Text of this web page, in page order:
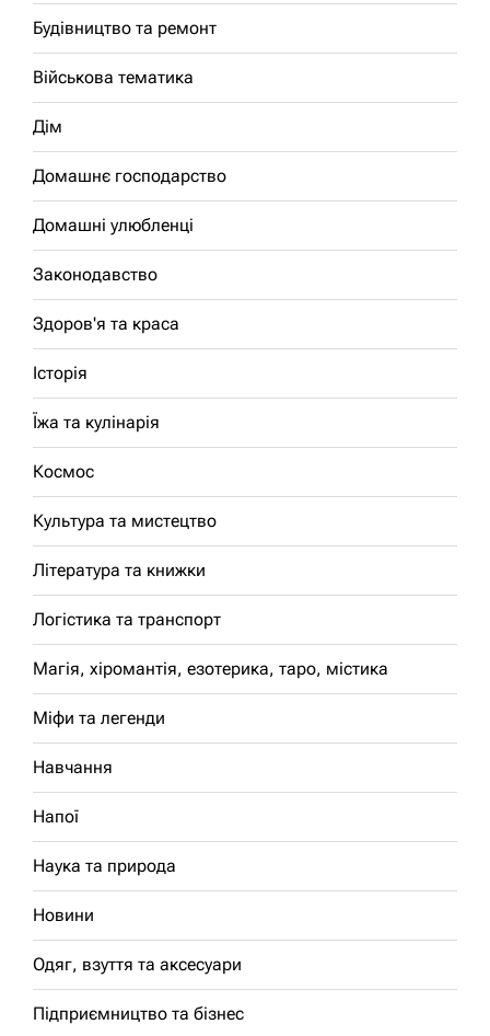
Будівництво та ремонт
Військова тематика
Дім
Домашнє господарство
Домашні улюбленці
Законодавство
Здоров'я та краса
Історія
Їжа та кулінарія
Космос
Культура та мистецтво
Література та книжки
Логістика та транспорт
Магія, хіромантія, езотерика, таро, містика
Міфи та легенди
Навчання
Напої
Наука та природа
Новини
Одяг, взуття та аксесуари
Підприємництво та бізнес